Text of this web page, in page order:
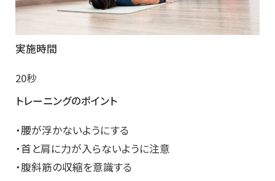
実施時間
20秒
トレーニングのポイント
・腰が浮かないようにする
・首と肩に力が入らないように注意
・腹斜筋の収縮を意識する